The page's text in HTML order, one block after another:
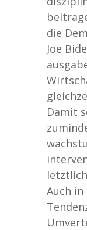
die
Joe
Damit
Auch in